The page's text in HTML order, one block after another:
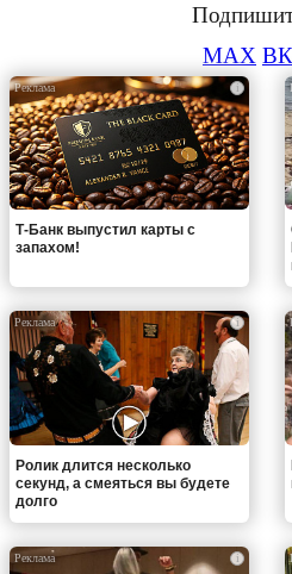
MAX ВК
i
Т-Банк выпустил карты с
запахом!
i
Ролик длится несколько
секунд, а смеяться вы будете
долго
i